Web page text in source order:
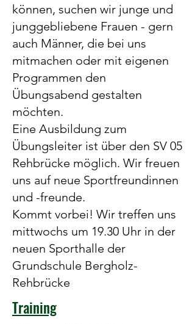
können, suchen wir junge und
junggebliebene Frauen - gern
auch Männer, die bei uns
mitmachen oder mit eigenen
Programmen den
Übungsabend gestalten
möchten.
Eine Ausbildung zum
Übungsleiter ist über den SV 05
Rehbrücke möglich. Wir freuen
uns auf neue Sportfreundinnen
und -freunde.
Kommt vorbei! Wir treffen uns
mittwochs um 19.30 Uhr in der
neuen Sporthalle der
Grundschule Bergholz-
Rehbrücke
Training